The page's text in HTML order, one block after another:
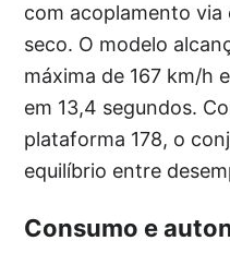
com acoplamento via
seco. O modelo
máxima de 167 km/h
em 13,4 segundos.
plataforma 178, o
equilíbrio entre
Consumo e